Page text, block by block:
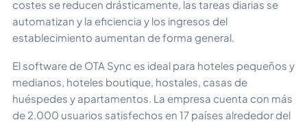
costes se reducen drásticamente, las tareas diarias se
automatizan y la eficiencia y los ingresos del
establecimiento aumentan de forma general.
El software de OTA Sync es ideal para hoteles pequeños y
medianos, hoteles boutique, hostales, casas de
huéspedes y apartamentos. La empresa cuenta con más
de 2.000 usuarios satisfechos en 17 países alrededor del